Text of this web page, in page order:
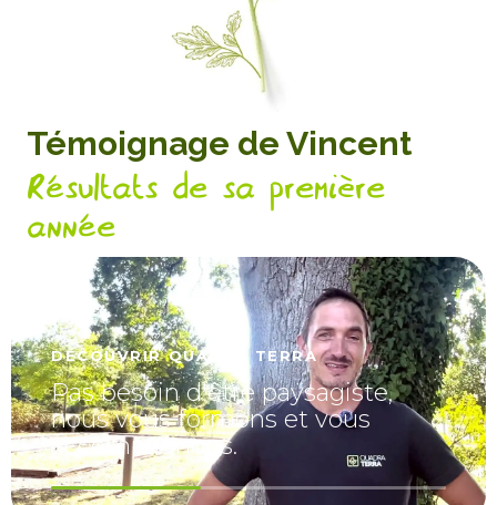
Témoignage de Vincent
Résultats de sa première
année
DÉCOUVRIR QUADRA TERRA
Pas besoin d'être paysagiste,
nous vous formons et vous
accompagnons.